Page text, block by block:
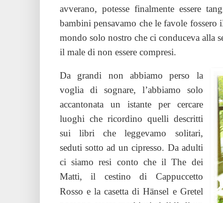
avverano, potesse finalmente essere
bambini pensavamo che le favole fossero
mondo solo nostro che ci conduceva alla
il male di non essere compresi.
Da grandi non abbiamo perso la
voglia di sognare, l’abbiamo solo
accantonata un istante per cercare
luoghi che ricordino quelli descritti
sui libri che leggevamo solitari,
seduti sotto ad un cipresso. Da adulti
ci siamo resi conto che il The dei
Matti, il cestino di Cappuccetto
Rosso e la casetta di Hänsel e Gretel